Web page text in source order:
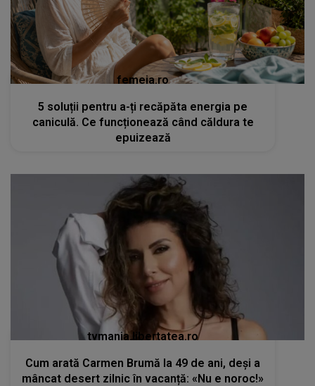
femeia.ro
5 soluții pentru a-ți recăpăta energia pe
caniculă. Ce funcționează când căldura te
epuizează
tvmania.libertatea.ro
Cum arată Carmen Brumă la 49 de ani, deși a
mâncat desert zilnic în vacanță: «Nu e noroc!»